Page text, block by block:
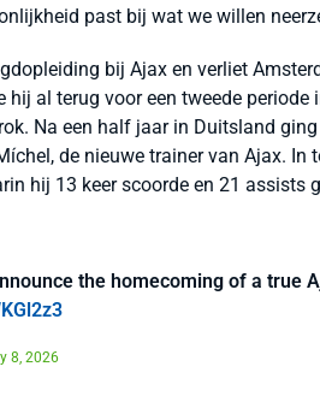
past bij wat we willen
bij Ajax en verliet
hij al terug voor een tweede
Na een half jaar in Duitsland
de nieuwe trainer van Ajax. In
hij 13 keer scoorde en 21 assists
the homecoming of a true
8, 2026